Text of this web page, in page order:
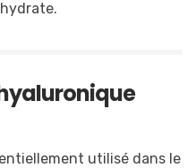
utilisé dans le